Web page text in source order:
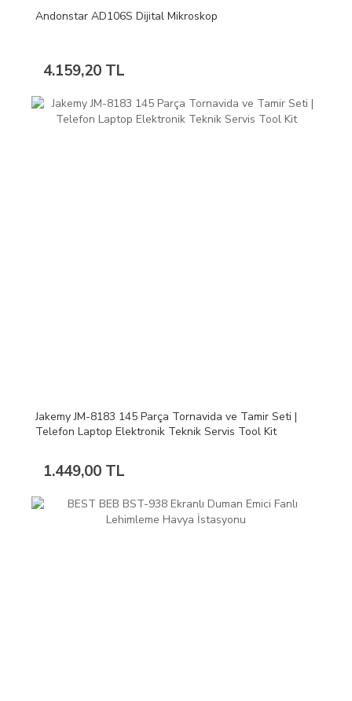
Andonstar AD106S Dijital Mikroskop
4.159,20 TL
Jakemy JM-8183 145 Parça Tornavida ve Tamir Seti |
Telefon Laptop Elektronik Teknik Servis Tool Kit
1.449,00 TL